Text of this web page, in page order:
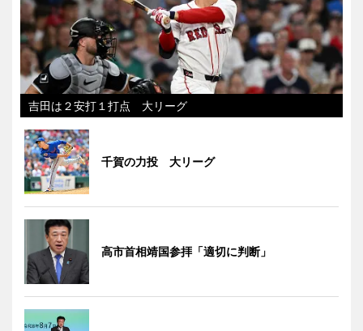
吉田は２安打１打点 大リーグ
千賀の力投 大リーグ
高市首相靖国参拝「適切に判断」